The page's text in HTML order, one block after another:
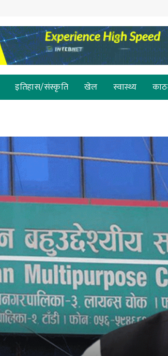
इतिहास/संस्कृति खेल स्वास्थ्य